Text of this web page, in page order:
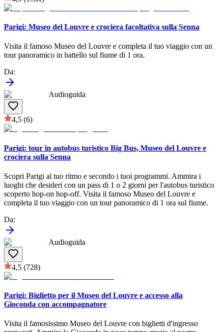
Parigi: Museo del Louvre e crociera facoltativa sulla Senna
Visita il famoso Museo del Louvre e completa il tuo viaggio con un
tour panoramico in battello sul fiume di 1 ora.
Da:
Audioguida
4,5 (6)
Parigi: tour in autobus turistico Big Bus, Museo del Louvre e
crociera sulla Senna
Scopri Parigi al tuo ritmo e secondo i tuoi programmi. Ammira i
luoghi che desideri con un pass di 1 o 2 giorni per l'autobus turistico
scoperto hop-on hop-off. Visita il famoso Museo del Louvre e
completa il tuo viaggio con un tour panoramico di 1 ora sul fiume.
Da:
Audioguida
4,5 (728)
Parigi: Biglietto per il Museo del Louvre e accesso alla
Gioconda con accompagnatore
Visita il famosissimo Museo del Louvre con biglietti d'ingresso